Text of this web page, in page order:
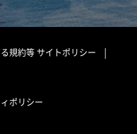
規約等サイトポリシー
ポリシー